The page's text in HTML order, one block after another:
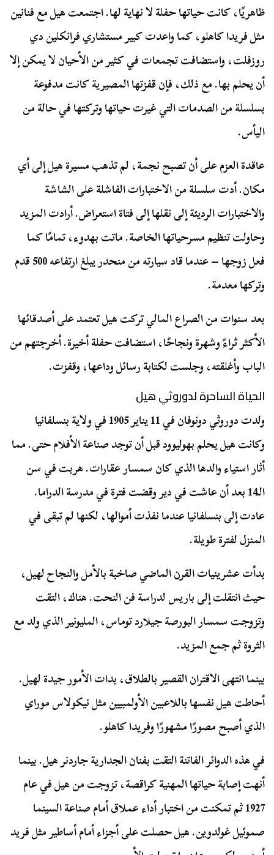
ظاهريًا، كانت حياتها حفلة لا نهاية لها. اجتمعت هيل مع فنانين
مثل فريدا كاهلو، كما واعدت كبير مستشاري فرانكلين دي
روزفلت، واستضافت تجمعات في كثير من الأحيان لا يمكن إلا
أن يحلم بها. مع ذلك، فإن قفزتها المصيرية كانت مدفوعة
بسلسلة من الصدمات التي غيرت حياتها وتركتها في حالة من
اليأس.
عاقدة العزم على أن تصبح نجمة، لم تذهب مسيرة هيل إلى أي
مكان. أدت سلسلة من الاختبارات الفاشلة على الشاشة
والاختبارات الرديئة إلى نقلها إلى فتاة استعراض. أرادت المزيد
وحاولت تنظيم مسرحياتها الخاصة. ماتت بهدوء، تمامًا كما
فعل زوجها – عندما قاد سيارته من منحدر يبلغ ارتفاعه 500 قدم
وتركها معدمة.
بعد سنوات من الصراع المالي تركت هيل تعتمد على أصدقائها
الأكثر ثراءً وشهرة ونجاحًا، استضافت حفلة أخيرة. أخرجتهم من
الباب وأغلقته، وجلست لكتابة رسائل وداعها، وقفزت.
الحياة الساحرة لدوروثي هيل
ولدت دوروثي دونوفان في 11 يناير 1905 في ولاية بنسلفانيا
وكانت هيل يحلم بهوليوود قبل أن توجد صناعة الأفلام حتى. مما
أثار استياء والدها الذي كان سمسار عقارات. هربت في سن
الـ14 بعد أن عاشت في دير وقضت فترة في مدرسة الدراما.
عادت إلى بنسلفانيا عندما نفذت أموالها، لكنها لم تبقى في
المنزل لفترة طويلة.
بدأت عشرينيات القرن الماضي صاخبة بالأمل والنجاح لهيل،
حيث انتقلت إلى باريس لدراسة فن النحت. هناك، التقت
وتزوجت سمسار البورصة جيلارد توماس، المليونير الذي ولد مع
الثروة ثم جمع المزيد.
بينما انتهى الاقتران القصير بالطلاق، بدات الأمور جيدة لهيل.
أحاطت هيل نفسها باللاعبين الأولمبيين مثل نيكولاس موراي
الذي أصبح مصورًا مشهورًا وفريدا كاهلو.
في هذه الدوائر الفاتنة التقت بفنان الجدارية جاردنر هيل. بينما
أنهت إصابة حياتها المهنية كراقصة، تزوجت من هيل في عام
1927 ثم تمكنت من اختبار أداء عملاق أمام صناعة السينما
صموئيل غولدوين. هيل حصلت على أجزاء أمام أساطير مثل فريد